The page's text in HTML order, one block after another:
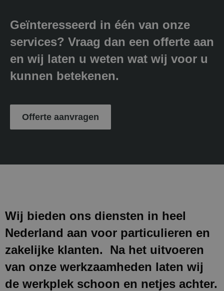
Geïnteresseerd in één van onze
services? Vraag dan een offerte aan
en wij laten u weten wat wij voor u
kunnen betekenen.
Offerte aanvragen
Wij bieden ons diensten in heel
Nederland aan voor particulieren en
zakelijke klanten. Na het uitvoeren
van onze werkzaamheden laten wij
de werkplek schoon en netjes achter.